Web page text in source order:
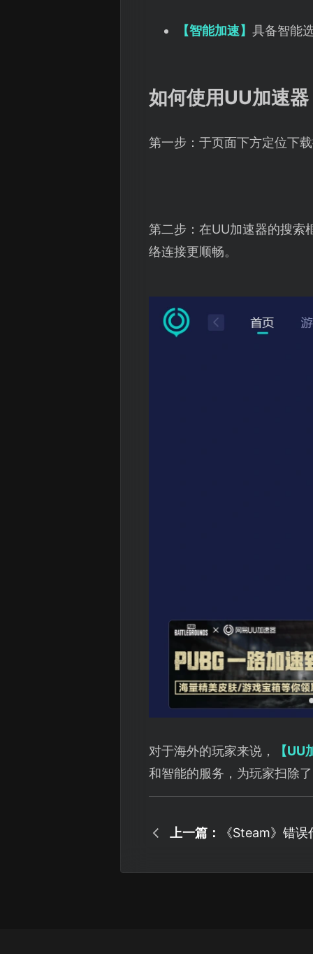
【智能加速】 具备智能
如何使用UU加速
第一步：于页面下方定位下
第二步：在UU加速器的搜索
络连接更顺畅。
对于海外的玩家来说，
【UU
和智能的服务，为玩家扫除
上一篇：
《Steam》错